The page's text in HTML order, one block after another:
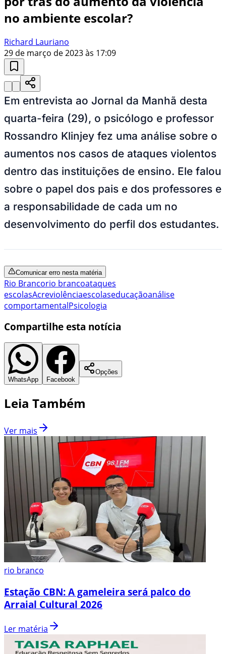
no ambiente escolar?
Richard Lauriano
29 de março de 2023 às 17:09
Em entrevista ao Jornal da Manhã desta
quarta-feira (29), o psicólogo e professor
Rossandro Klinjey fez uma análise sobre o
aumentos nos casos de ataques violentos
dentro das instituições de ensino. Ele falou
sobre o papel dos pais e dos professores e
a responsabilidade de cada um no
desenvolvimento do perfil dos estudantes.
Comunicar erro nesta matéria
Rio Brancorio brancoataques
escolasAcreviolênciaescolaseducaçãoanálise
comportamentalPsicologia
Compartilhe esta notícia
WhatsApp Facebook
Opções
Leia Também
Ver mais
rio branco
Estação CBN: A gameleira será palco do
Arraial Cultural 2026
Ler matéria